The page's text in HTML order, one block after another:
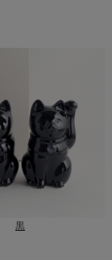
黒